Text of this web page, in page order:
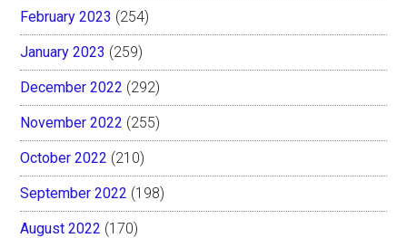
February 2023 (254)
January 2023 (259)
December 2022 (292)
November 2022 (255)
October 2022 (210)
September 2022 (198)
August 2022 (170)